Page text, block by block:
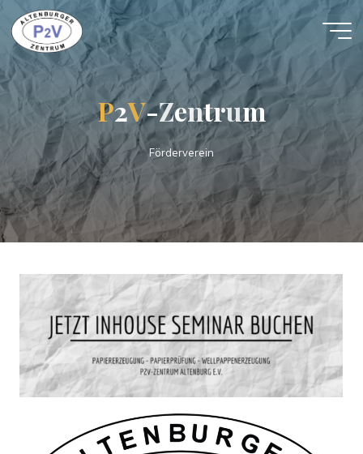
P2V-Zentrum
Förderverein